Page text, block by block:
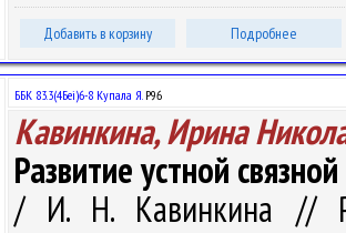
Добавить в корзину Подробнее
ББК 83.3(4Беі)6-8 Купала Я.Р96
Кавинкина, Ирина
Развитие устной
/ И. Н. Кавинкина //